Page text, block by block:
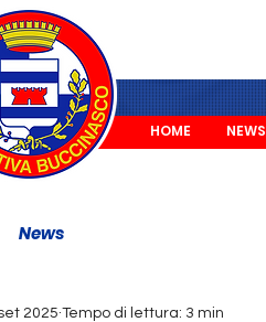
HOME NEWS
News
2025 Tempo di lettura: 3 min